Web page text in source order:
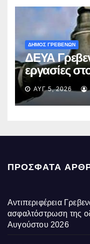
ΔΗΜΟΣ ΓΡΕΒΕΝΩΝ
ΔΕΥΑ
εργασίες
ύδρευσης –
ΑΥΓ 5, 2026
ΠΡΌΣΦΑΤΑ
Αντιπεριφέρεια
ασφαλτόστρωση της
Αυγούστου 2026